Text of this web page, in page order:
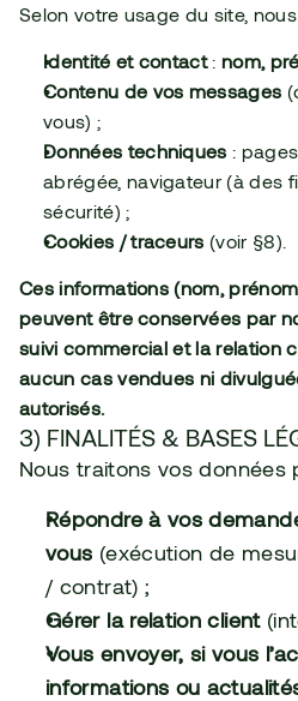
Selon votre usage du site,
Identité et contact : nom,
Contenu de vos messages
vous) ;
Données techniques :
abrégée, navigateur (à des
sécurité) ;
Cookies / traceurs (voir §8).
Ces informations (nom,
peuvent être conservées par
suivi commercial et la relation
aucun cas vendues ni
autorisés.
3) FINALITÉS & BASES
Nous traitons vos données
Répondre à vos
vous (exécution de
/ contrat) ;
Gérer la relation client
Vous envoyer, si vous
informations ou